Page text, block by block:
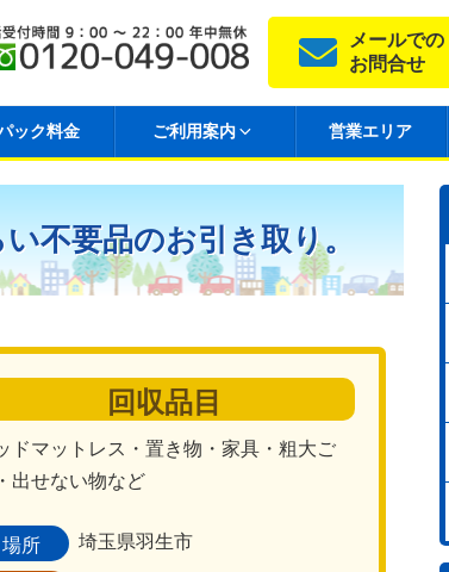
メールでの
お問合せ
ック料金 ご利用案内 営業エリア
不要品のお引き取り。
回収品目
ドマットレス・置き物・家具・粗大ご
出せない物など
場所 埼玉県羽生市